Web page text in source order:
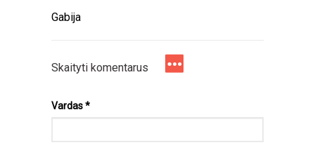
Gabija
Skaityti komentarus
Vardas*